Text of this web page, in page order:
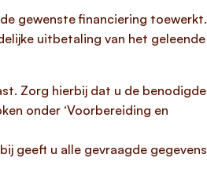
gewenste financiering toewerkt.
uitbetaling van het geleende
Zorg hierbij dat u de benodigde
onder ‘Voorbereiding en
geeft u alle gevraagde gegevens